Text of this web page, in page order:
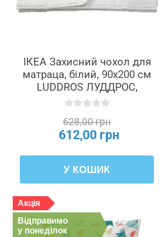
ІКЕА Захисний чохол для
матраца, білий, 90x200 см
LUDDROS ЛУДДРОС,
704.616.44
628,00 грн
612,00 грн
У КОШИК
Акція
Відправимо
у понеділок